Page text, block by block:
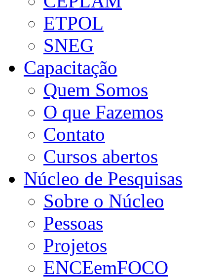
ETPOL
SNEG
Capacitação
Quem Somos
O que Fazemos
Contato
Cursos abertos
Núcleo de Pesquisas
Sobre o Núcleo
Pessoas
Projetos
ENCEemFOCO